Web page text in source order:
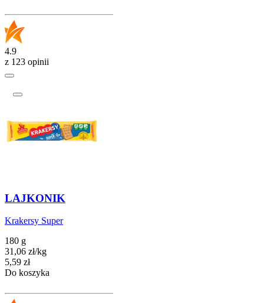
4.9
z 123 opinii
LAJKONIK
Krakersy Super
180 g
31,06 zł/kg
Cena
5,59 zł
Do koszyka